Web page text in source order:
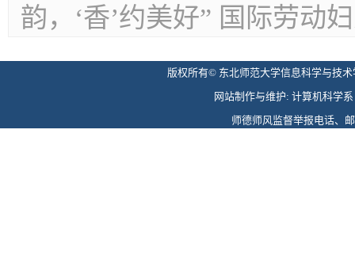
韵，‘香’约美好” 国际劳动
版权所有© 东北师范大学信息科学与技
网站制作与维护: 计算机科学
师德师风监督举报电话、